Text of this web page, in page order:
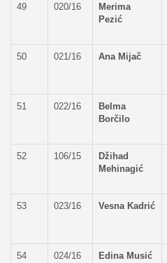
49 020/16
Merima
Pezić
50 021/16 Ana Mijač
51 022/16
Belma
Borčilo
52 106/15
Džihad
Mehinagić
53 023/16 Vesna Kadrić
54 024/16 Edina Musić